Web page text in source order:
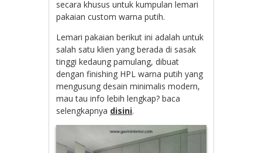
secara khusus untuk kumpulan lemari
pakaian custom warna putih.
Lemari pakaian berikut ini adalah untuk
salah satu klien yang berada di sasak
tinggi kedaung pamulang, dibuat
dengan finishing HPL warna putih yang
mengusung desain minimalis modern,
mau tau info lebih lengkap? baca
selengkapnya disini.